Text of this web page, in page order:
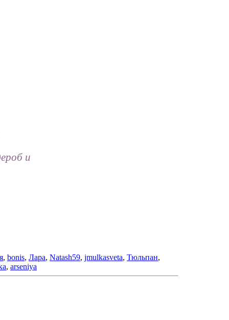
и
, bonis, Лара, Natash59, jmulkasveta, Тюльпан,
, arseniya